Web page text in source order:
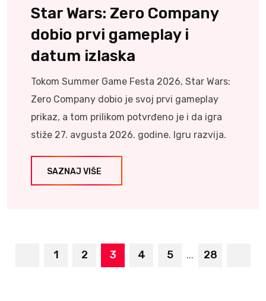
Star Wars: Zero Company
dobio prvi gameplay i
datum izlaska
Tokom Summer Game Festa 2026, Star Wars:
Zero Company dobio je svoj prvi gameplay
prikaz, a tom prilikom potvrđeno je i da igra
stiže 27. avgusta 2026. godine. Igru razvija.
SAZNAJ VIŠE
1 2 3 4 5 ... 28